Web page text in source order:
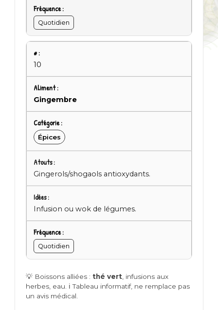
Quotidien
10
Gingembre
Épices
Gingerols/shogaols antioxydants.
Infusion ou wok de légumes.
Quotidien
💡 Boissons alliées : thé vert, infusions aux
herbes, eau. ℹ️ Tableau informatif, ne remplace pas
un avis médical.